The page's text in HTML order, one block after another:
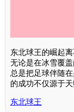
东北球王的崛起
无论是在冰雪覆
总是把足球伴随
的成功不仅源于
东北球王